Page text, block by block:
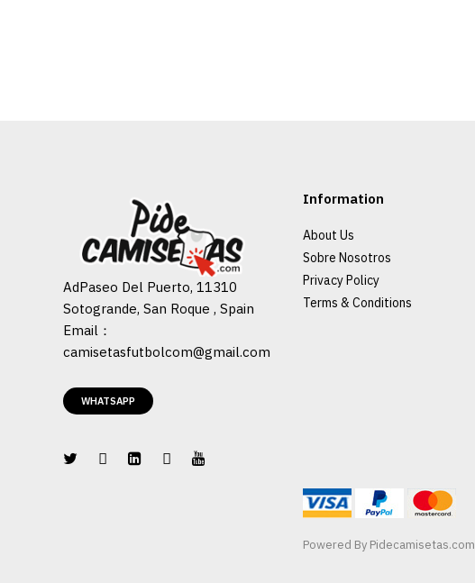
AdPaseo Del Puerto, 11310
Sotogrande, San Roque , Spain
Email：
camisetasfutbolcom@gmail.com
WHATSAPP
Information
About Us
Sobre Nosotros
Privacy Policy
Terms & Conditions
Powered By Pidecamisetas.com